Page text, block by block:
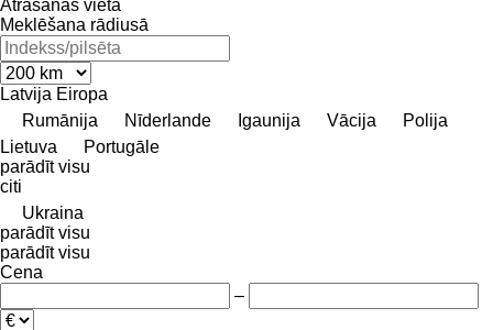
Atrašanās vieta
Meklēšana rādiusā
Latvija Eiropa
Rumānija
Nīderlande Igaunija Vācija
Polija
Lietuva
Portugāle
parādīt visu
citi
Ukraina
parādīt visu
parādīt visu
Cena
–